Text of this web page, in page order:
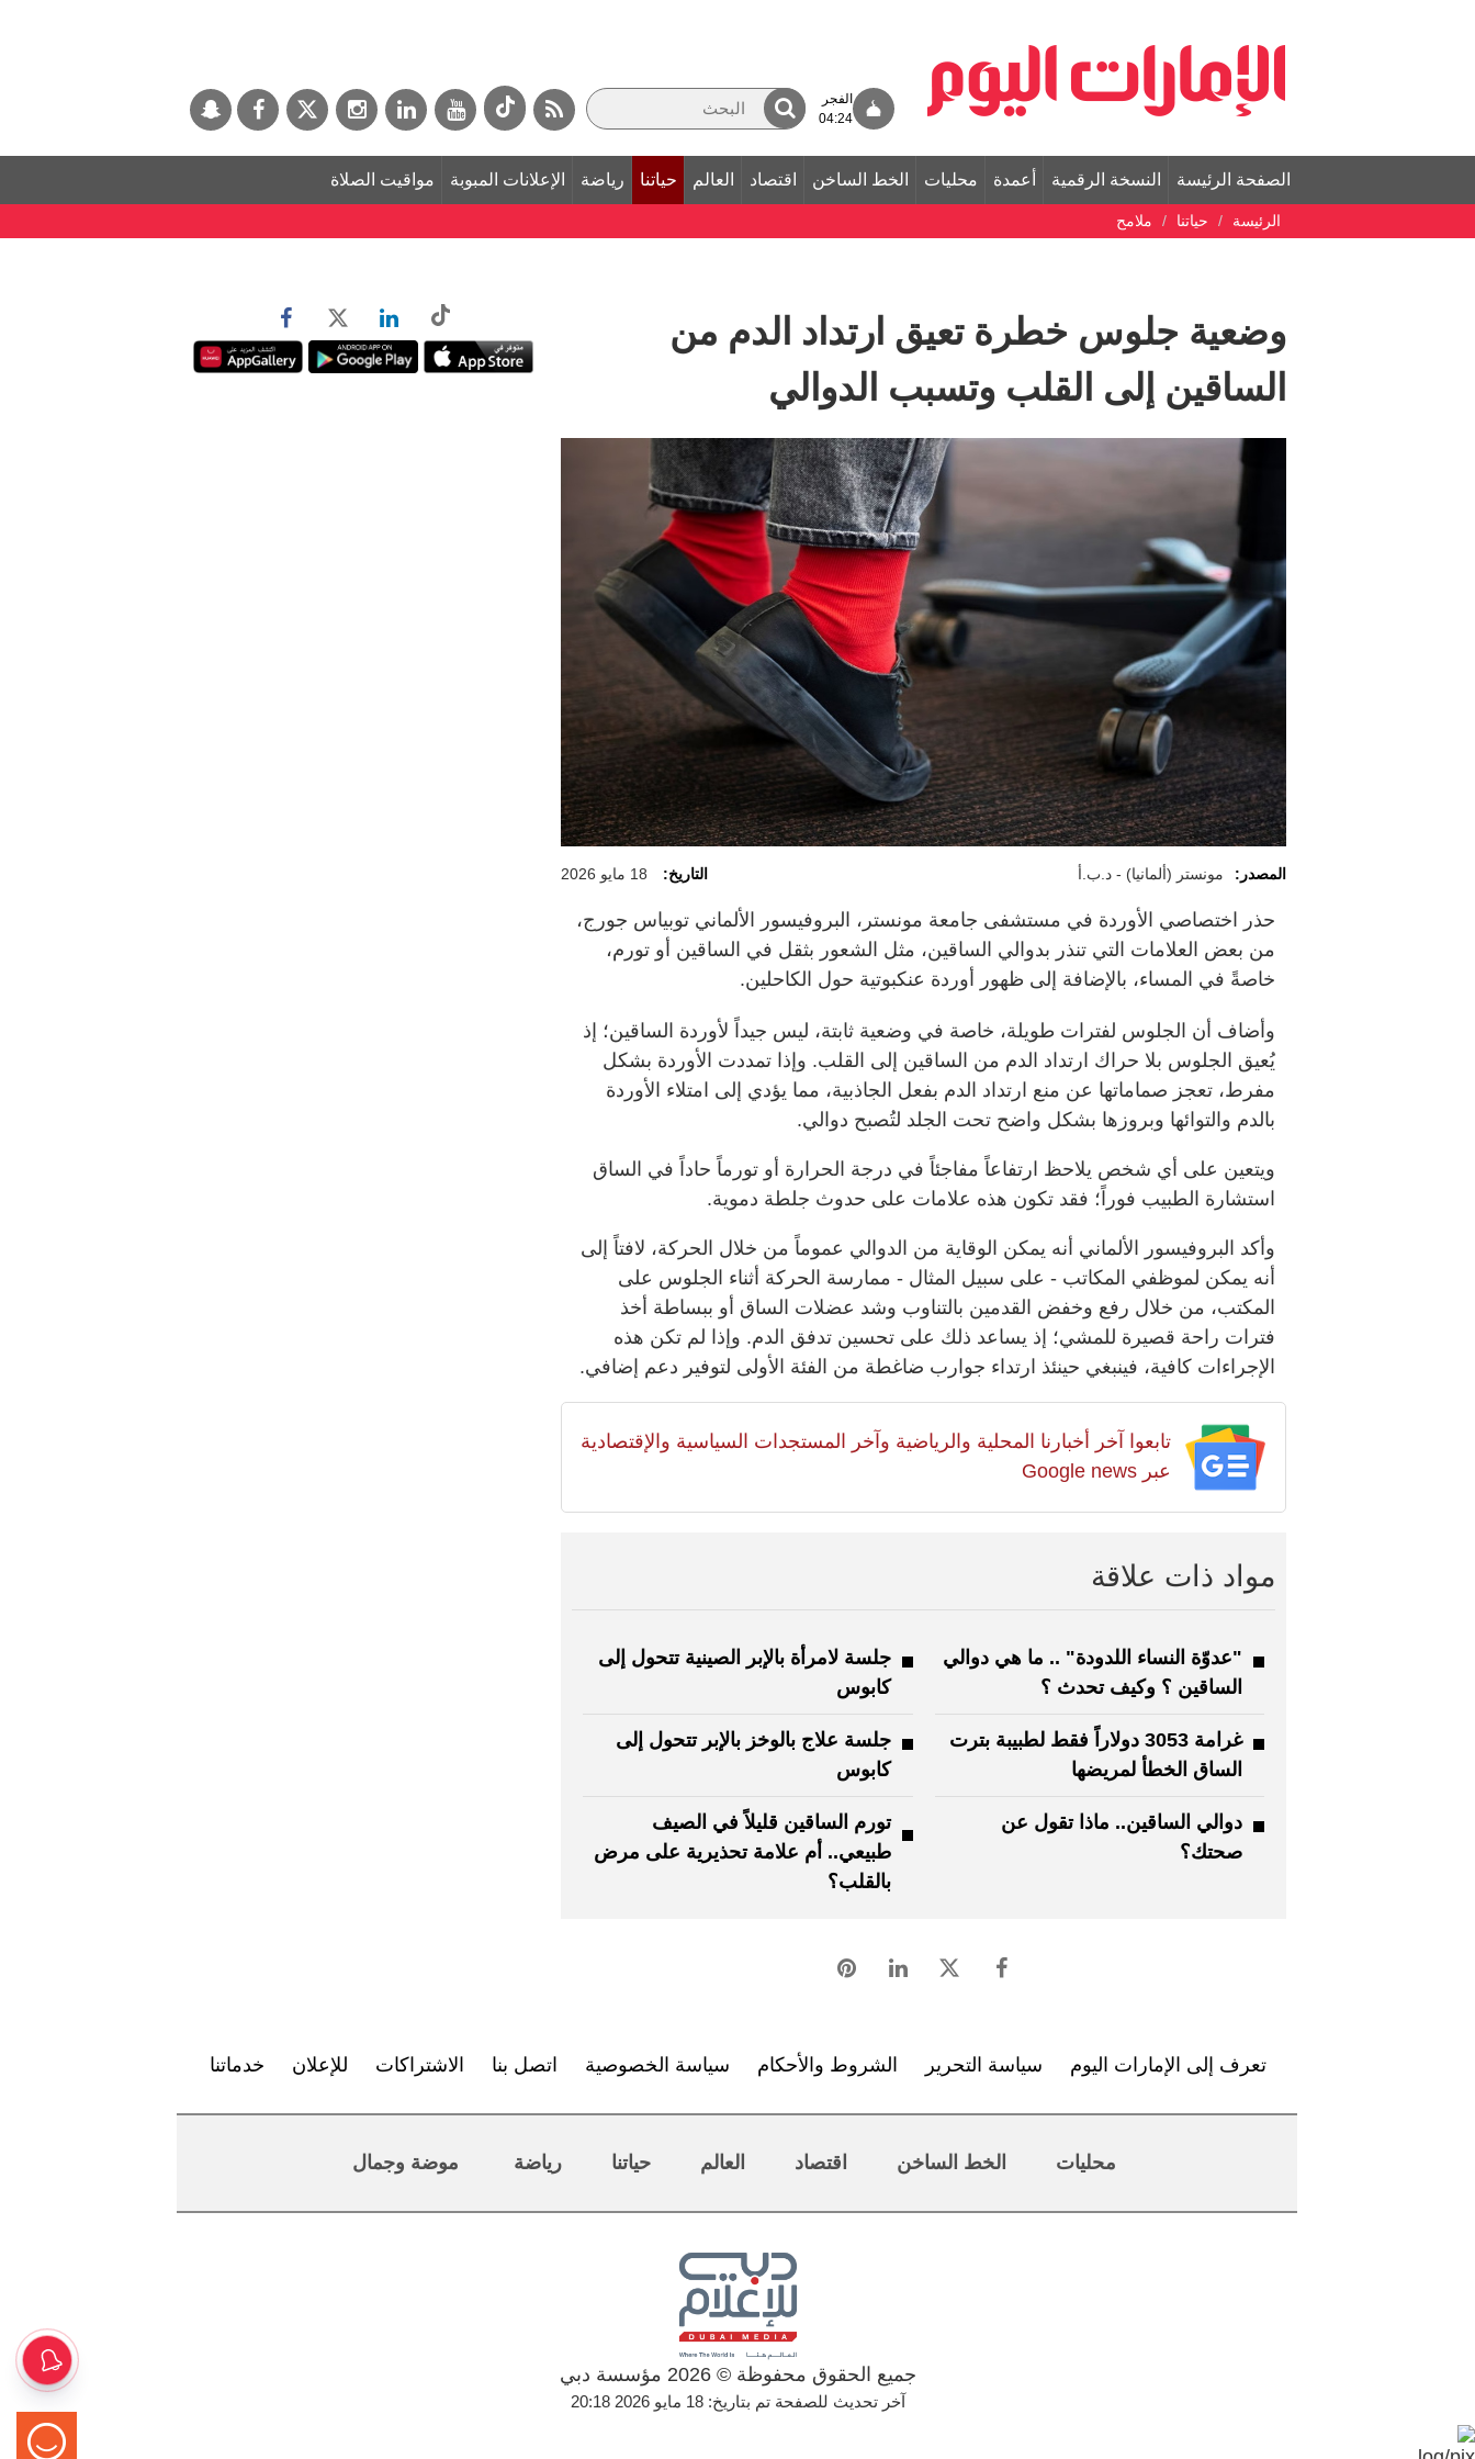
الفجر
04:24
الصفحة الرئيسة النسخة الرقمية أعمدة محليات الخط الساخن اقتصاد العالم حياتنا رياضة الإعلانات المبوبة مواقيت الصلاة
الرئيسة حياتنا ملامح
وضعية جلوس خطرة تعيق ارتداد الدم من
الساقين إلى القلب وتسبب الدوالي
المصدر: مونستر (ألمانيا) - د.ب.أ التاريخ: 18 مايو 2026
حذر اختصاصي الأوردة في مستشفى جامعة مونستر، البروفيسور الألماني توبياس جورج،
من بعض العلامات التي تنذر بدوالي الساقين، مثل الشعور بثقل في الساقين أو تورم،
خاصةً في المساء، بالإضافة إلى ظهور أوردة عنكبوتية حول الكاحلين.
وأضاف أن الجلوس لفترات طويلة، خاصة في وضعية ثابتة، ليس جيداً لأوردة الساقين؛ إذ
يُعيق الجلوس بلا حراك ارتداد الدم من الساقين إلى القلب. وإذا تمددت الأوردة بشكل
مفرط، تعجز صماماتها عن منع ارتداد الدم بفعل الجاذبية، مما يؤدي إلى امتلاء الأوردة
بالدم والتوائها وبروزها بشكل واضح تحت الجلد لتُصبح دوالي.
ويتعين على أي شخص يلاحظ ارتفاعاً مفاجئاً في درجة الحرارة أو تورماً حاداً في الساق
استشارة الطبيب فوراً؛ فقد تكون هذه علامات على حدوث جلطة دموية.
وأكد البروفيسور الألماني أنه يمكن الوقاية من الدوالي عموماً من خلال الحركة، لافتاً إلى
أنه يمكن لموظفي المكاتب - على سبيل المثال - ممارسة الحركة أثناء الجلوس على
المكتب، من خلال رفع وخفض القدمين بالتناوب وشد عضلات الساق أو ببساطة أخذ
فترات راحة قصيرة للمشي؛ إذ يساعد ذلك على تحسين تدفق الدم. وإذا لم تكن هذه
الإجراءات كافية، فينبغي حينئذ ارتداء جوارب ضاغطة من الفئة الأولى لتوفير دعم إضافي.
تابعوا آخر أخبارنا المحلية والرياضية وآخر المستجدات السياسية والإقتصادية
عبر Google news
مواد ذات علاقة
"عدوّة النساء اللدودة" .. ما هي دوالي
الساقين ؟ وكيف تحدث ؟
جلسة لامرأة بالإبر الصينية تتحول إلى
كابوس
غرامة 3053 دولاراً فقط لطبيبة بترت
الساق الخطأ لمريضها
جلسة علاج بالوخز بالإبر تتحول إلى
كابوس
دوالي الساقين.. ماذا تقول عن
صحتك؟
تورم الساقين قليلاً في الصيف
طبيعي.. أم علامة تحذيرية على مرض
بالقلب؟
تعرف إلى الإمارات اليوم سياسة التحرير الشروط والأحكام سياسة الخصوصية اتصل بنا الاشتراكات للإعلان خدماتنا
محليات الخط الساخن اقتصاد العالم حياتنا رياضة موضة وجمال
جميع الحقوق محفوظة © 2026 مؤسسة دبي
آخر تحديث للصفحة تم بتاريخ: 18 مايو 2026 20:18